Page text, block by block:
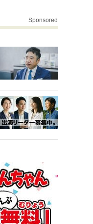
Sponsored